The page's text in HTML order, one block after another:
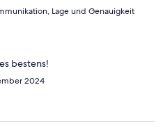
Lage und Genauigkeit
bestens!
2024